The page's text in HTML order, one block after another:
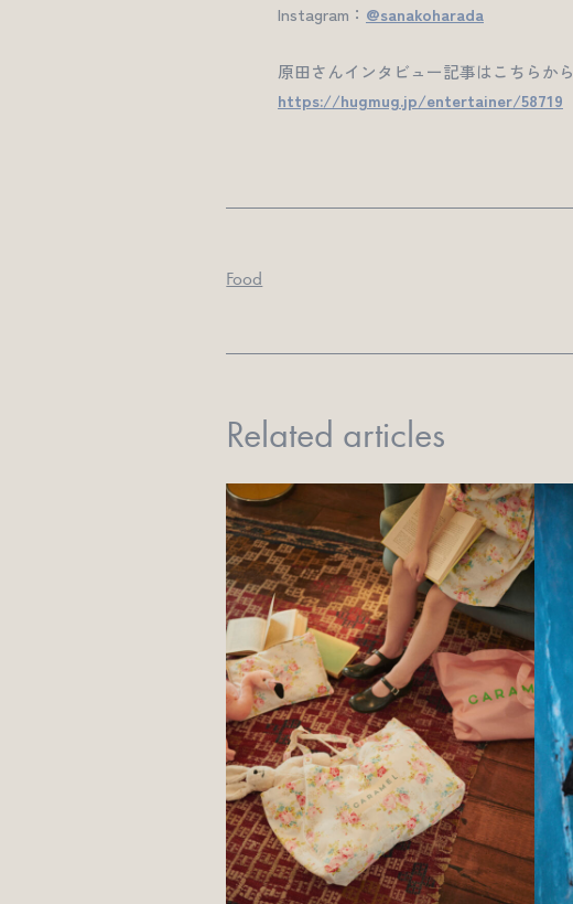
Instagram： @sanakoharada
原田さんインタビュー記事はこちらから
https://hugmug.jp/entertainer/58719
Food
Related articles